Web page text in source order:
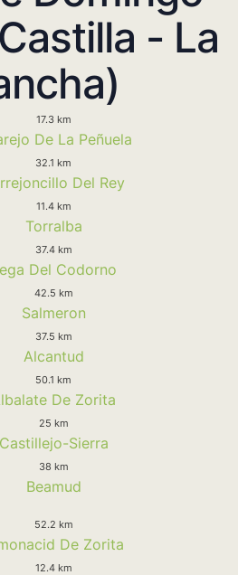
- La
17.3 km
De La Peñuela
32.1 km
Del Rey
11.4 km
Torralba
37.4 km
Del Codorno
42.5 km
Salmeron
37.5 km
Alcantud
50.1 km
De Zorita
25 km
Castillejo-Sierra
38 km
Beamud
52.2 km
De Zorita
12.4 km